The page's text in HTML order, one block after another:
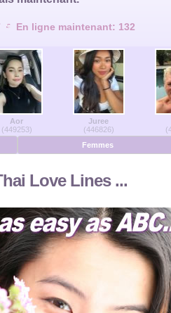
En ligne maintenant: 132
Aor
(449253)
Juree
(446826)
Femmes
Love Lines ...